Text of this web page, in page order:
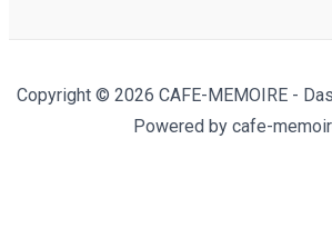
Copyright © 2026 CAFE-MEMOIRE -
Powered by cafe-